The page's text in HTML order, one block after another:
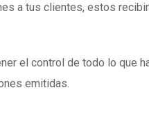
a tus clientes, estos
el control de todo lo que
emitidas.